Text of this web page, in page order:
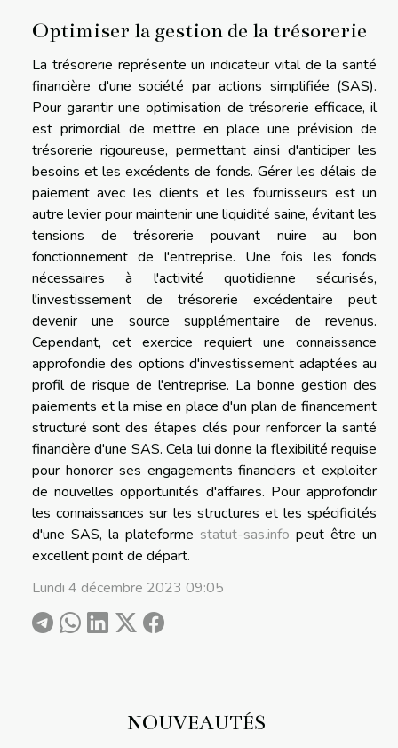
NOUVEAUTÉS
Optimiser la gestion de la trésorerie
La trésorerie représente un indicateur vital de la santé
financière d'une société par actions simplifiée (SAS).
Pour garantir une optimisation de trésorerie efficace, il
est primordial de mettre en place une prévision de
trésorerie rigoureuse, permettant ainsi d'anticiper les
besoins et les excédents de fonds. Gérer les délais de
paiement avec les clients et les fournisseurs est un
autre levier pour maintenir une liquidité saine, évitant les
tensions de trésorerie pouvant nuire au bon
fonctionnement de l'entreprise. Une fois les fonds
nécessaires à l'activité quotidienne sécurisés,
l'investissement de trésorerie excédentaire peut
devenir une source supplémentaire de revenus.
Cependant, cet exercice requiert une connaissance
approfondie des options d'investissement adaptées au
profil de risque de l'entreprise. La bonne gestion des
paiements et la mise en place d'un plan de financement
structuré sont des étapes clés pour renforcer la santé
financière d'une SAS. Cela lui donne la flexibilité requise
pour honorer ses engagements financiers et exploiter
de nouvelles opportunités d'affaires. Pour approfondir
les connaissances sur les structures et les spécificités
d'une SAS, la plateforme statut-sas.info peut être un
excellent point de départ.
Lundi 4 décembre 2023 09:05